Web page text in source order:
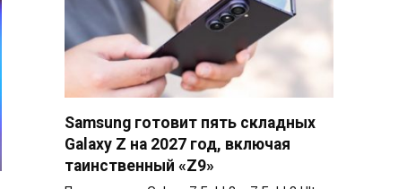
Samsung готовит пять складных
Galaxy Z на 2027 год, включая
таинственный «Z9»